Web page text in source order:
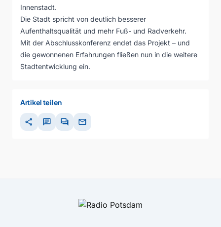
Innenstadt.
Die Stadt spricht von deutlich besserer
Aufenthaltsqualität und mehr Fuß- und Radverkehr.
Mit der Abschlusskonferenz endet das Projekt – und
die gewonnenen Erfahrungen fließen nun in die weitere
Stadtentwicklung ein.
Artikel teilen
share chat forum mail